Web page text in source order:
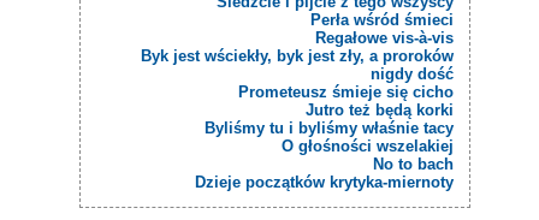
Perła wśród śmieci
Regałowe vis-à-vis
Byk jest wściekły, byk jest zły, a proroków
nigdy dość
Prometeusz śmieje się cicho
Jutro też będą korki
Byliśmy tu i byliśmy właśnie tacy
O głośności wszelakiej
No to bach
Dzieje początków krytyka-miernoty